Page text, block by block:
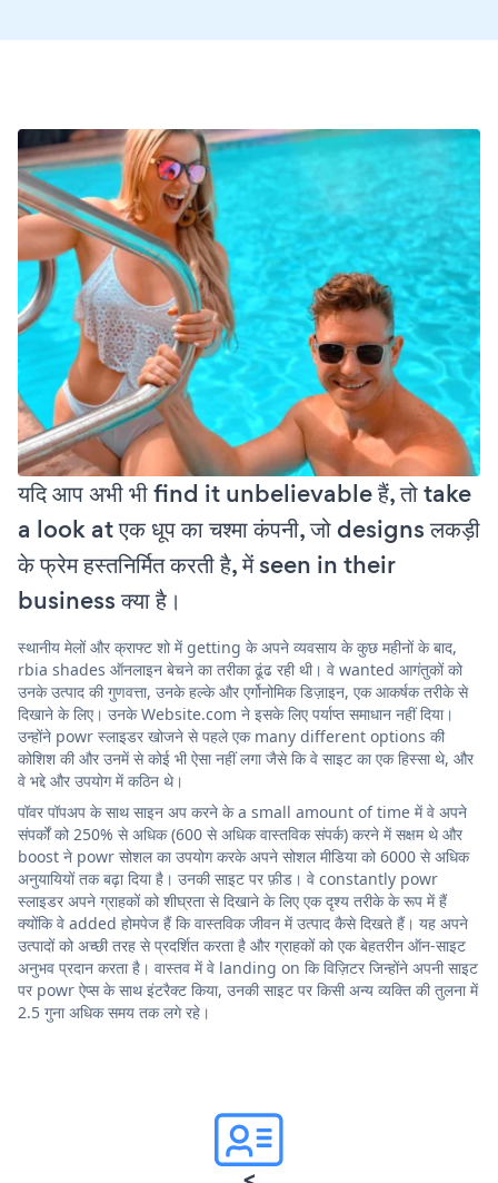
यदि आप अभी भी find it unbelievable हैं, तो take
a look at एक धूप का चश्मा कंपनी, जो designs लकड़ी
के फ्रेम हस्तनिर्मित करती है, में seen in their
business क्या है।
स्थानीय मेलों और क्राफ्ट शो में getting के अपने व्यवसाय के कुछ महीनों के बाद,
rbia shades ऑनलाइन बेचने का तरीका ढूंढ रही थी। वे wanted आगंतुकों को
उनके उत्पाद की गुणवत्ता, उनके हल्के और एर्गोनोमिक डिज़ाइन, एक आकर्षक तरीके से
दिखाने के लिए। उनके Website.com ने इसके लिए पर्याप्त समाधान नहीं दिया।
उन्होंने powr स्लाइडर खोजने से पहले एक many different options की
कोशिश की और उनमें से कोई भी ऐसा नहीं लगा जैसे कि वे साइट का एक हिस्सा थे, और
वे भद्दे और उपयोग में कठिन थे।
पॉवर पॉपअप के साथ साइन अप करने के a small amount of time में वे अपने
संपर्कों को 250% से अधिक (600 से अधिक वास्तविक संपर्क) करने में सक्षम थे और
boost ने powr सोशल का उपयोग करके अपने सोशल मीडिया को 6000 से अधिक
अनुयायियों तक बढ़ा दिया है। उनकी साइट पर फ़ीड। वे constantly powr
स्लाइडर अपने ग्राहकों को शीघ्रता से दिखाने के लिए एक दृश्य तरीके के रूप में हैं
क्योंकि वे added होमपेज हैं कि वास्तविक जीवन में उत्पाद कैसे दिखते हैं। यह अपने
उत्पादों को अच्छी तरह से प्रदर्शित करता है और ग्राहकों को एक बेहतरीन ऑन-साइट
अनुभव प्रदान करता है। वास्तव में वे landing on कि विज़िटर जिन्होंने अपनी साइट
पर powr ऐप्स के साथ इंटरैक्ट किया, उनकी साइट पर किसी अन्य व्यक्ति की तुलना में
2.5 गुना अधिक समय तक लगे रहे।